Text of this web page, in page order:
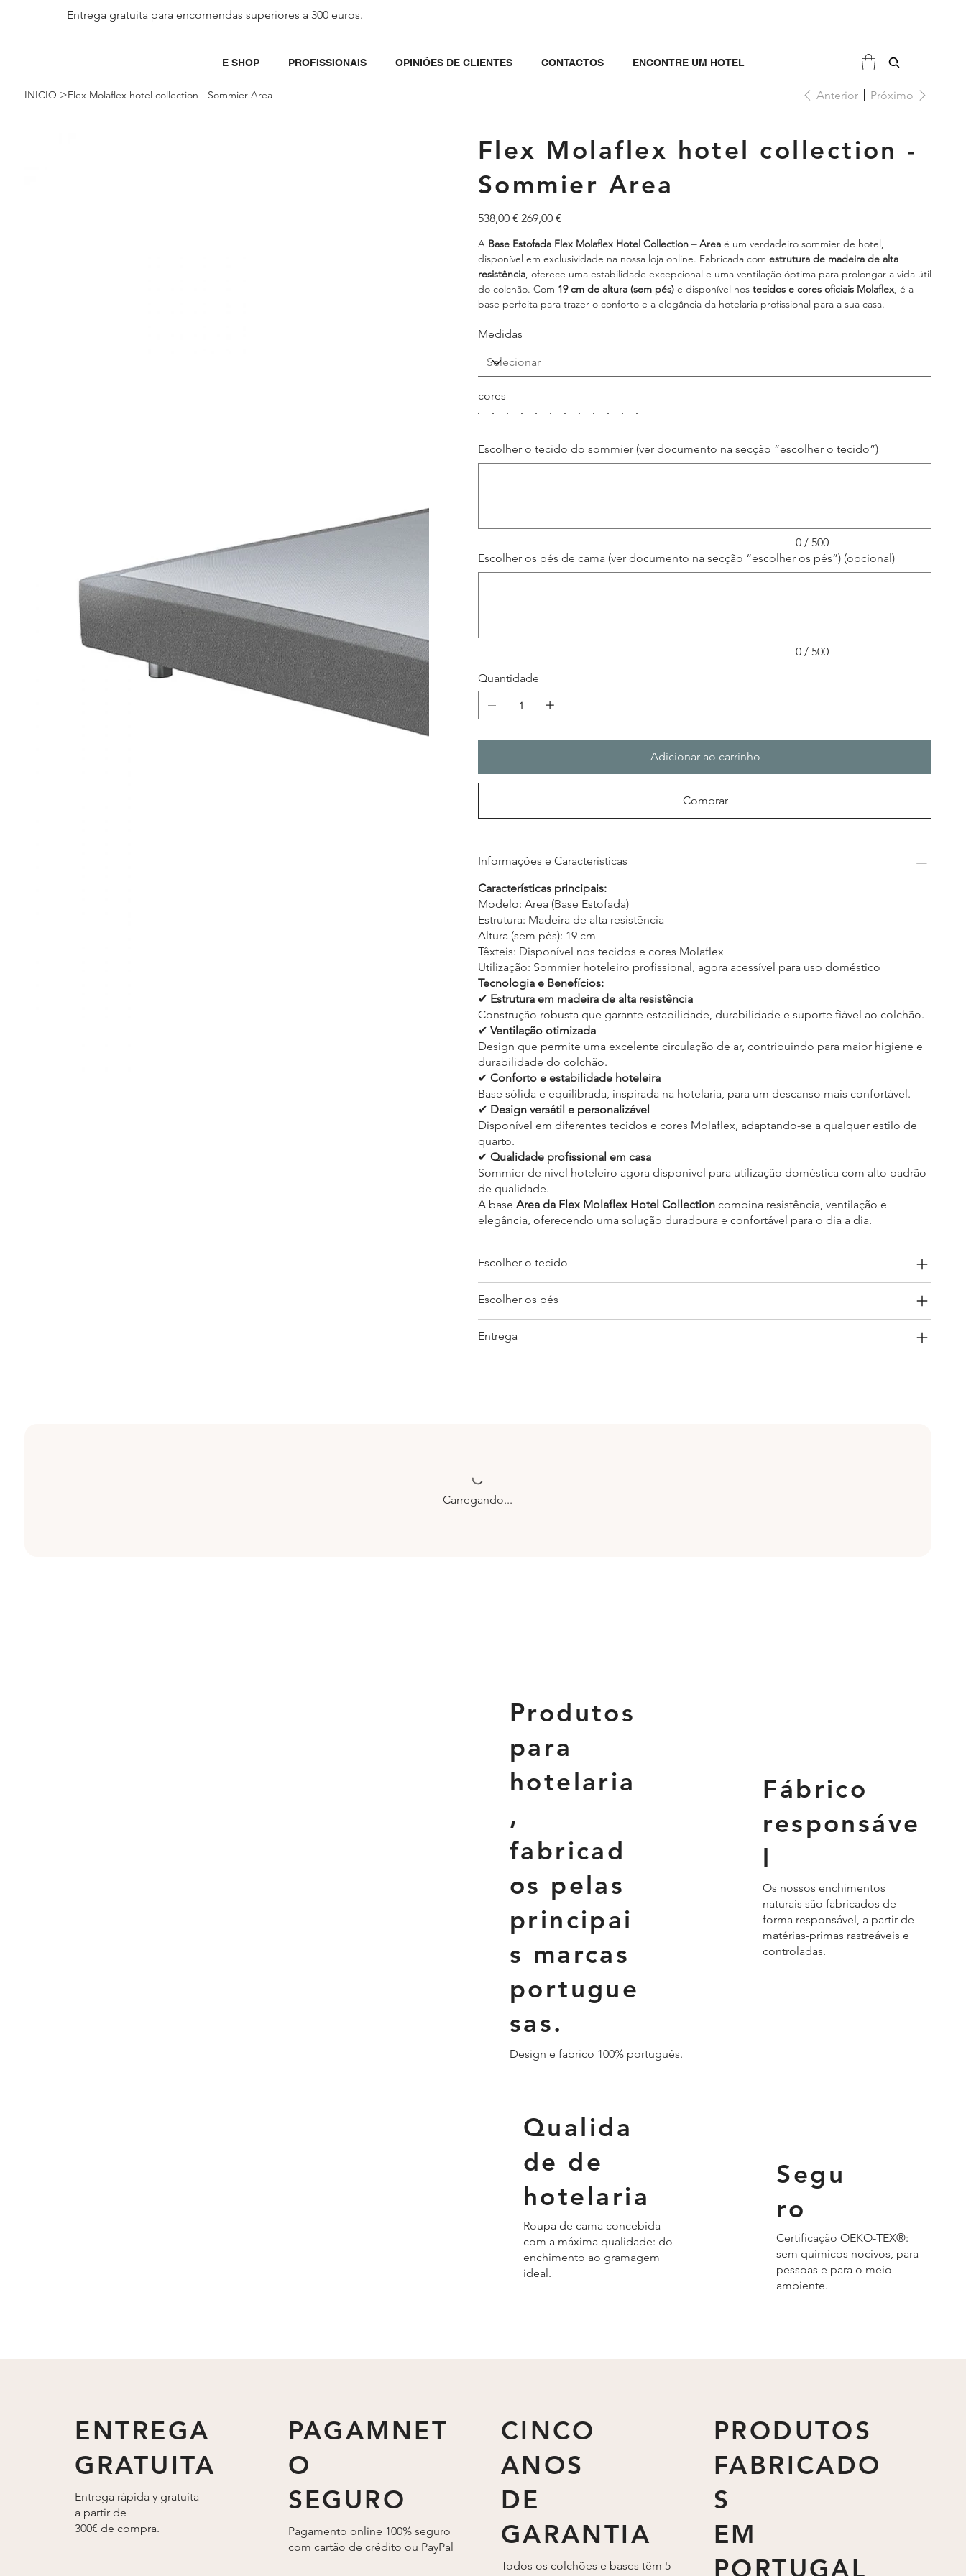
Entrega gratuita para encomendas superiores a 300 euros.
E SHOP PROFISSIONAIS OPINIÕES DE CLIENTES CONTACTOS ENCONTRE UM HOTEL
INICIO >Flex Molaflex hotel collection - Sommier Area Anterior Próximo
Flex Molaflex hotel collection -
Sommier Area
Preço
original
538,00 € Preço
promocional
269,00 €
A Base Estofada Flex Molaflex Hotel Collection – Area é um verdadeiro sommier de hotel,
disponível em exclusividade na nossa loja online. Fabricada com estrutura de madeira de alta
resistência, oferece uma estabilidade excepcional e uma ventilação óptima para prolongar a vida útil
do colchão. Com 19 cm de altura (sem pés) e disponível nos tecidos e cores oficiais Molaflex, é a
base perfeita para trazer o conforto e a elegância da hotelaria profissional para a sua casa.
Medidas
cores
Escolher o tecido do sommier (ver documento na secção “escolher o tecido”)
0 / 500
Escolher os pés de cama (ver documento na secção “escolher os pés”) (opcional)
0 / 500
Quantidade
Adicionar ao carrinho
Comprar
Informações e Características
Características principais:
Modelo: Area (Base Estofada)
Estrutura: Madeira de alta resistência
Altura (sem pés): 19 cm
Têxteis: Disponível nos tecidos e cores Molaflex
Utilização: Sommier hoteleiro profissional, agora acessível para uso doméstico
Tecnologia e Benefícios:
✔ Estrutura em madeira de alta resistência
Construção robusta que garante estabilidade, durabilidade e suporte fiável ao colchão.
✔ Ventilação otimizada
Design que permite uma excelente circulação de ar, contribuindo para maior higiene e
durabilidade do colchão.
✔ Conforto e estabilidade hoteleira
Base sólida e equilibrada, inspirada na hotelaria, para um descanso mais confortável.
✔ Design versátil e personalizável
Disponível em diferentes tecidos e cores Molaflex, adaptando-se a qualquer estilo de
quarto.
✔ Qualidade profissional em casa
Sommier de nível hoteleiro agora disponível para utilização doméstica com alto padrão
de qualidade.
A base Area da Flex Molaflex Hotel Collection combina resistência, ventilação e
elegância, oferecendo uma solução duradoura e confortável para o dia a dia.
Escolher o tecido
Escolher os pés
Entrega
Carregando...
Produtos
para
hotelaria
,
fabricad
os pelas
principai
s marcas
portugue
sas.
Design e fabrico 100% português.
Qualida
de de
hotelaria
Roupa de cama concebida
com a máxima qualidade: do
enchimento ao gramagem
ideal.
Fábrico
responsáve
l
Os nossos enchimentos
naturais são fabricados de
forma responsável, a partir de
matérias-primas rastreáveis e
controladas.
Segu
ro
Certificação OEKO-TEX®:
sem químicos nocivos, para
pessoas e para o meio
ambiente.
ENTREGA
GRATUITA
Entrega rápida y gratuita
a partir de
300€ de compra.
PAGAMNET
O
SEGURO
Pagamento online 100% seguro
com cartão de crédito ou PayPal
CINCO
ANOS
DE
GARANTIA
Todos os colchões e bases têm 5
PRODUTOS
FABRICADO
S
EM
PORTUGAL